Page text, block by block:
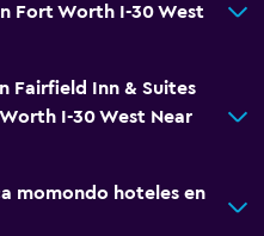
Fort Worth I-30 West
Fairfield Inn & Suites
I-30 West Near
momondo hoteles en